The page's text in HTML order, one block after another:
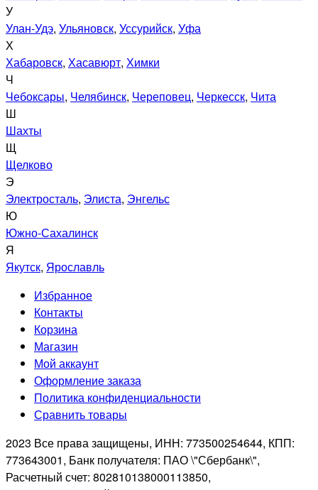
У
Улан-Удэ, Ульяновск, Уссурийск, Уфа
Х
Хабаровск, Хасавюрт, Химки
Ч
Чебоксары, Челябинск, Череповец, Черкесск, Чита
Ш
Шахты
Щ
Щелково
Э
Электросталь, Элиста, Энгельс
Ю
Южно-Сахалинск
Я
Якутск, Ярославль
Избранное
Контакты
Корзина
Магазин
Мой аккаунт
Оформление заказа
Политика конфиденциальности
Сравнить товары
2023 Все права защищены, ИНН: 773500254644, КПП:
773643001, Банк получателя: ПАО \"Сбербанк\",
Расчетный счет: 802810138000113850,